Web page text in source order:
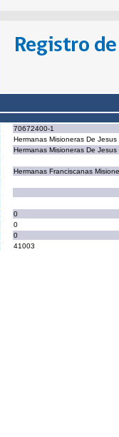
70672400-1
Hermanas Misioneras De Jesus
Hermanas Misioneras De Jesus
Hermanas Franciscanas
0
0
0
41003